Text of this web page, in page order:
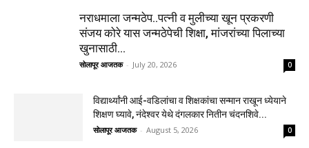
नराधमाला जन्मठेप..पत्नी व मुलीच्या खून प्रकरणी
संजय कोरे यास जन्मठेपेची शिक्षा, मांजरांच्या पिलाच्या
खुनासाठी...
सोलापूर आजतक - July 20, 2026 0
विद्यार्थ्यांनी आई-वडिलांचा व शिक्षकांचा सन्मान राखून ध्येयाने
शिक्षण घ्यावे, नंदेश्वर येथे दंगलकार नितीन चंदनशिवे...
सोलापूर आजतक - August 5, 2026 0